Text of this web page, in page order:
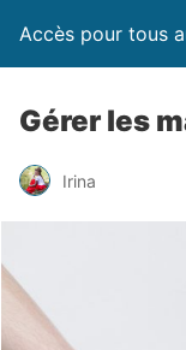
Accès pour tous
Gérer les
Irina